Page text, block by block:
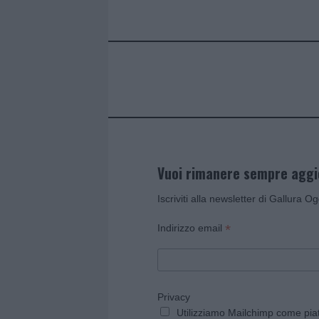
Vuoi rimanere sempre
Iscriviti alla newsletter di Gallura
Indirizzo email *
Privacy
Utilizziamo Mailchimp come